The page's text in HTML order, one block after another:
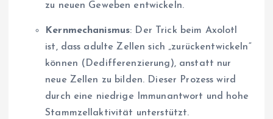
zu neuen Geweben entwickeln.
Kernmechanismus: Der Trick beim Axolotl
ist, dass adulte Zellen sich „zurückentwickeln“
können (Dedifferenzierung), anstatt nur
neue Zellen zu bilden. Dieser Prozess wird
durch eine niedrige Immunantwort und hohe
Stammzellaktivität unterstützt.